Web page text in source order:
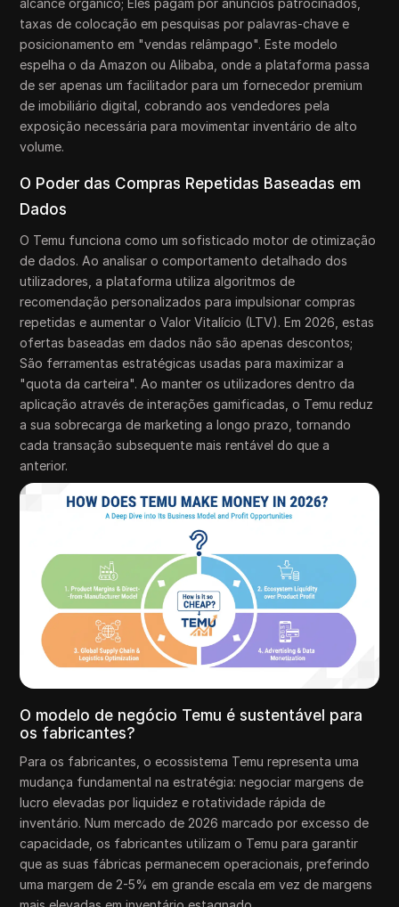
alcance orgânico; Eles pagam por anúncios patrocinados,
taxas de colocação em pesquisas por palavras-chave e
posicionamento em "vendas relâmpago". Este modelo
espelha o da Amazon ou Alibaba, onde a plataforma passa
de ser apenas um facilitador para um fornecedor premium
de imobiliário digital, cobrando aos vendedores pela
exposição necessária para movimentar inventário de alto
volume.
O Poder das Compras Repetidas Baseadas em
Dados
O Temu funciona como um sofisticado motor de otimização
de dados. Ao analisar o comportamento detalhado dos
utilizadores, a plataforma utiliza algoritmos de
recomendação personalizados para impulsionar compras
repetidas e aumentar o Valor Vitalício (LTV). Em 2026, estas
ofertas baseadas em dados não são apenas descontos;
São ferramentas estratégicas usadas para maximizar a
"quota da carteira". Ao manter os utilizadores dentro da
aplicação através de interações gamificadas, o Temu reduz
a sua sobrecarga de marketing a longo prazo, tornando
cada transação subsequente mais rentável do que a
anterior.
O modelo de negócio Temu é sustentável para
os fabricantes?
Para os fabricantes, o ecossistema Temu representa uma
mudança fundamental na estratégia: negociar margens de
lucro elevadas por liquidez e rotatividade rápida de
inventário. Num mercado de 2026 marcado por excesso de
capacidade, os fabricantes utilizam o Temu para garantir
que as suas fábricas permanecem operacionais, preferindo
uma margem de 2-5% em grande escala em vez de margens